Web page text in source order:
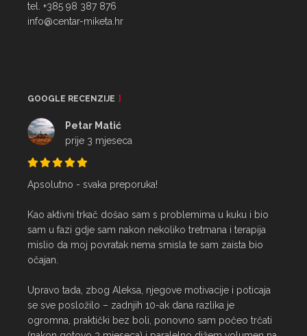
tel. +385 98 387 876
info@centar-miketa.hr
GOOGLE RECENZIJE
Petar Matić
prije 3 mjeseca
Apsolutno - svaka preporuka!
Kao aktivni trkač došao sam s problemima u kuku i bio
sam u fazi gdje sam nakon nekoliko tretmana i terapija
mislio da moj povratak nema smisla te sam zaista bio
očajan.
Upravo tada, zbog Aleksa, njegove motivacije i poticaja
se sve posložilo – zadnjih 10-ak dana razlika je
ogromna, praktički bez boli, ponovno sam počeo trčati